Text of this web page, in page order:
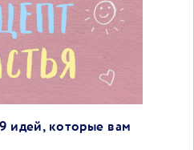
идей, которые вам